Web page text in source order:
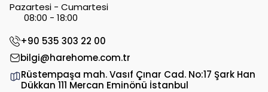
Pazartesi - Cumartesi
08:00 - 18:00
+90 535 303 22 00
bilgi@harehome.com.tr
Rüstempaşa mah. Vasıf Çınar Cad. No:17 Şark Han
Dükkan 111 Mercan Eminönü İstanbul